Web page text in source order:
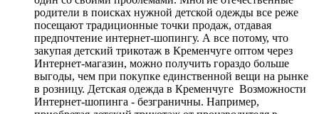
родители в поисках нужной детской одежды все реже
посещают традиционные точки продаж, отдавая
предпочтение интернет-шопингу. А все потому, что
закупая детский трикотаж в Кременчуге оптом через
Интернет-магазин, можно получить гораздо больше
выгоды, чем при покупке единственной вещи на рынке
в розницу. Детская одежда в Кременчуге Возможности
Интернет-шопинга - безграничны. Например,